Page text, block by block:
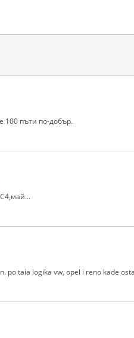
100 пъти по-добър.
po taia logika vw, opel i reno kade